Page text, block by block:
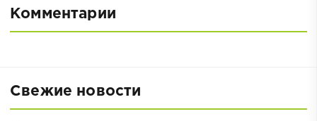
Комментарии
Свежие новости